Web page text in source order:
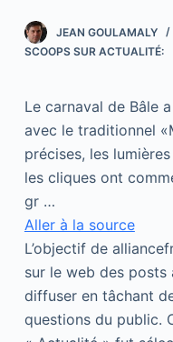
e
n
JEAN GOULAMALY
SCOOPS SUR ACTUALITÉ:
Le carnaval de Bâle
avec le traditionnel
précises, les
les cliques ont
gr …
Aller à la source
L’objectif de
sur le web des
diffuser en tâchant
questions du public.